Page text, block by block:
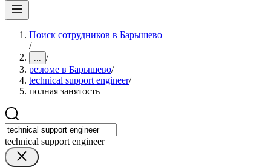
Поиск сотрудников в Барышево
/
... /
резюме в Барышево/
technical support engineer/
полная занятость
technical support engineer